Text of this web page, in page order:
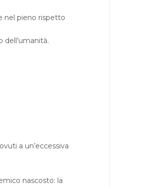
nel pieno rispetto
dell’umanità.
a un’eccessiva
nascosto: la